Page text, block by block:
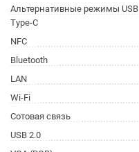
Альтернативные режимы USB
Type-C
NFC
Bluetooth
LAN
Wi-Fi
Сотовая связь
USB 2.0